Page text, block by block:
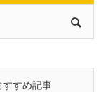
すすめ記事